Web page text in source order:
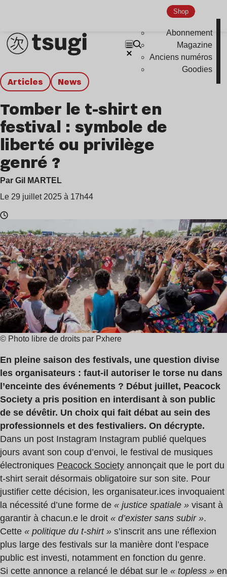
Shop
Abonnement
Magazine
Anciens numéros
Goodies
Articles news
Tomber le t-shirt en
festival : symbole de
liberté ou privilège
genré ?
Par Gil MARTEL
Le 29 juillet 2025 à 17h44
de
lecture
:
7
min
© Photo libre de droits par Pxhere
En pleine saison des festivals, une question divise
les organisateurs : faut-il autoriser le torse nu dans
l’enceinte des événements ? Début juillet, Peacock
Society a pris position en interdisant à son public
de se dévêtir. Un choix qui fait débat au sein des
professionnels et des festivaliers. On décrypte.
Dans un post Instagram Instagram publié quelques
jours avant son coup d’envoi, le festival de musiques
électroniques Peacock Society annonçait que le port du
t-shirt serait désormais obligatoire sur son site. Pour
justifier cette décision, les organisateur.ices invoquaient
la nécessité d’une forme de « justice spatiale » visant à
garantir à chacun.e le droit « d’exister sans subir ».
Cette « politique du t-shirt » s’inscrit ans une réflexion
plus large des festivals sur la manière dont l’espace
public est investi, notamment en fonction du genre.
Si cette annonce a relancé le débat sur le « topless » en